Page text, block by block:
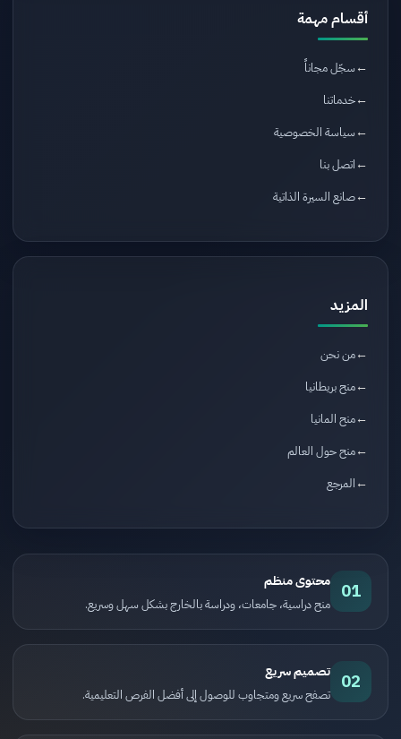
أقسام مهمة
سجّل مجاناً
خدماتنا
سياسة الخصوصية
اتصل بنا
صانع السيرة الذاتية
المزيد
من نحن
منح بريطانيا
منح المانيا
منح حول العالم
المرجع
01 محتوى منظم
منح دراسية، جامعات، ودراسة بالخارج بشكل سهل وسريع.
02 تصميم سريع
تصفح سريع ومتجاوب للوصول إلى أفضل الفرص التعليمية.